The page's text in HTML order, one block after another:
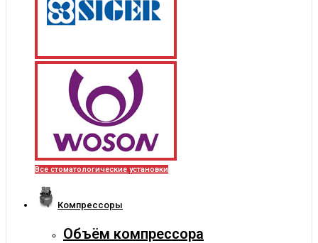
Все стоматологические установки
Компрессоры
Объём компрессора